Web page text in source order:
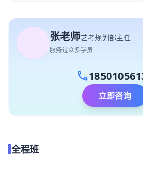
张老师艺考规划部主任
服务过众多学员
call
立即咨询
全程班